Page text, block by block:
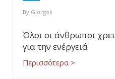
By Giorgos
Όλοι οι άνθρωποι
για την ενέργειά
Περισσότερα >